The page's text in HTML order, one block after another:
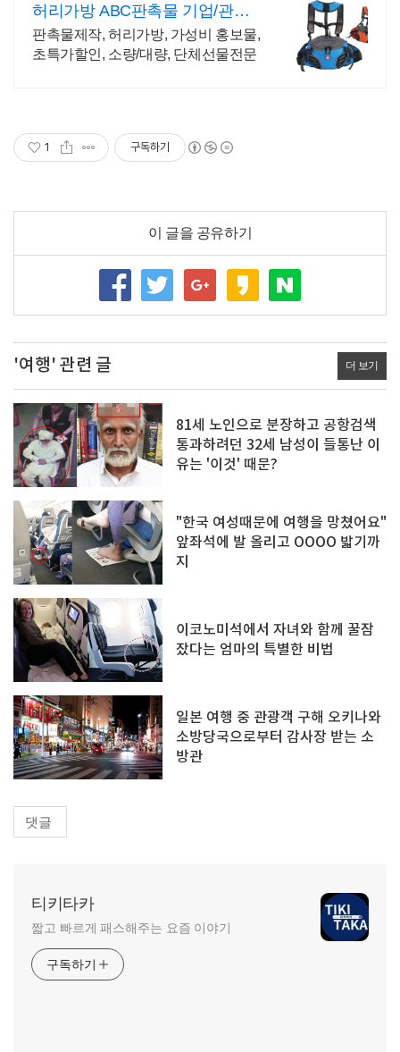
허리가방 ABC판촉물 기업/관공
서 후결제
판촉물제작, 허리가방, 가성비 홍보물,
초특가할인, 소량/대량, 단체선물전문
1 구독하기
이 글을 공유하기
'여행' 관련 글 더 보기
81세 노인으로 분장하고 공항검색
통과하려던 32세 남성이 들통난 이
유는 '이것' 때문?
"한국 여성때문에 여행을 망쳤어요"
앞좌석에 발 올리고 OOOO 밟기까
지
이코노미석에서 자녀와 함께 꿀잠
잤다는 엄마의 특별한 비법
일본 여행 중 관광객 구해 오키나와
소방당국으로부터 감사장 받는 소
방관
댓글
티키타카
짧고 빠르게 패스해주는 요즘 이야기
구독하기